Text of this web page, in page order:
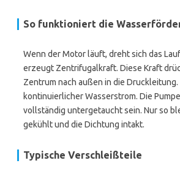
So funktioniert die
Wenn der Motor läuft, dreht sich das
erzeugt Zentrifugalkraft. Diese Kraft
Zentrum nach außen in die
kontinuierlicher Wasserstrom. Die
vollständig untergetaucht sein. Nur so
gekühlt und die Dichtung intakt.
Typische Verschleißteile